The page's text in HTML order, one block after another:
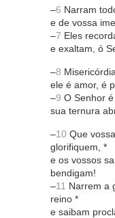
–6 Narram
e de vossa
–7 Eles
e exaltam, ó
–8
ele é amor, é
–9 O Senhor
sua ternura
–10 Que
glorifiquem, *
e os vossos
bendigam!
–11 Narrem a
reino *
e saibam